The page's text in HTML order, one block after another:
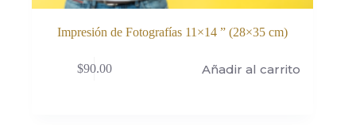
Impresión de Fotografías 11×14 ” (28×35 cm)
$90.00 Añadir al carrito